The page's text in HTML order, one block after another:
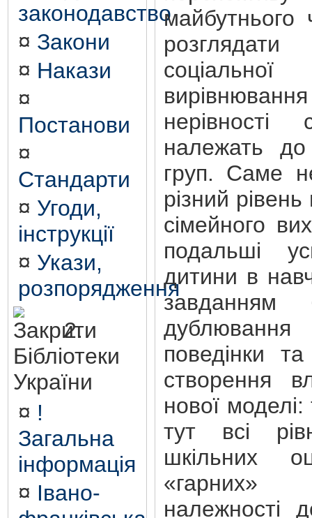
законодавство
¤ Закони
¤ Накази
¤
Постанови
¤
Стандарти
¤ Угоди,
інструкції
¤ Укази,
розпорядження
2.
Бібліотеки
України
¤ !
Загальна
інформація
¤ Івано-
належать до
груп. Саме
різний рівень
сімейного
подальші
дитини в
завданням
поведінки
створення
нової
тут всі
шкільних
«гарних»
належності